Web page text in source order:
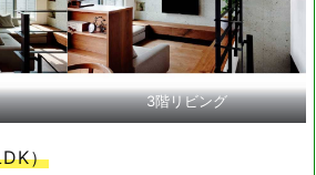
3階リビング
）